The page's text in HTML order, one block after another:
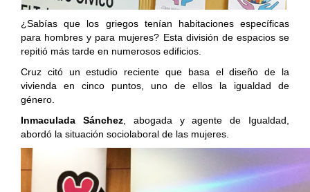
¿Sabías que los griegos tenían habitaciones específicas
para hombres y para mujeres? Esta división de espacios se
repitió más tarde en numerosos edificios.
Cruz citó un estudio reciente que basa el diseño de la
vivienda en cinco puntos, uno de ellos la igualdad de
género.
Inmaculada Sánchez, abogada y agente de Igualdad,
abordó la situación sociolaboral de las mujeres.